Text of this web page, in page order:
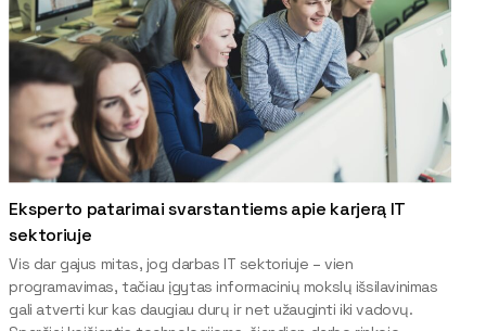
Eksperto patarimai svarstantiems apie karjerą IT
sektoriuje
Vis dar gajus mitas, jog darbas IT sektoriuje – vien
programavimas, tačiau įgytas informacinių mokslų išsilavinimas
gali atverti kur kas daugiau durų ir net užauginti iki vadovų.